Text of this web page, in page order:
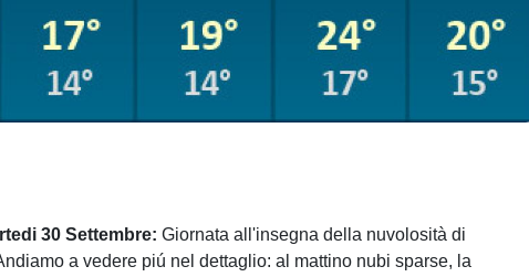
30 Settembre: Giornata all'insegna della nuvolosità di
a vedere piú nel dettaglio: al mattino nubi sparse, la